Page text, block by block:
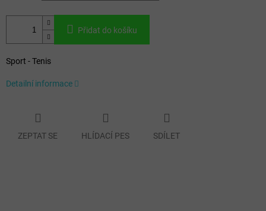
Přidat do košíku
Sport - Tenis
Detailní informace
ZEPTAT SE HLÍDACÍ PES SDÍLET